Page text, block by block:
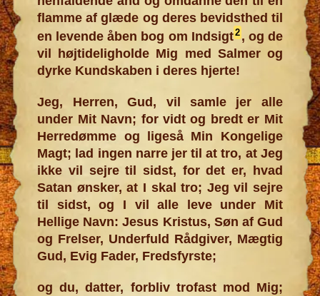
flamme af glæde og deres bevidsthed til
en levende åben bog om Indsigt2, og de
vil højtideligholde Mig med Salmer og
dyrke Kundskaben i deres hjerte!
Jeg, Herren, Gud, vil samle jer alle
under Mit Navn; for vidt og bredt er Mit
Herredømme og ligeså Min Kongelige
Magt; lad ingen narre jer til at tro, at Jeg
ikke vil sejre til sidst, for det er, hvad
Satan ønsker, at I skal tro; Jeg vil sejre
til sidst, og I vil alle leve under Mit
Hellige Navn: Jesus Kristus, Søn af Gud
og Frelser, Underfuld Rådgiver, Mægtig
Gud, Evig Fader, Fredsfyrste;
og du, datter, forbliv trofast mod Mig;